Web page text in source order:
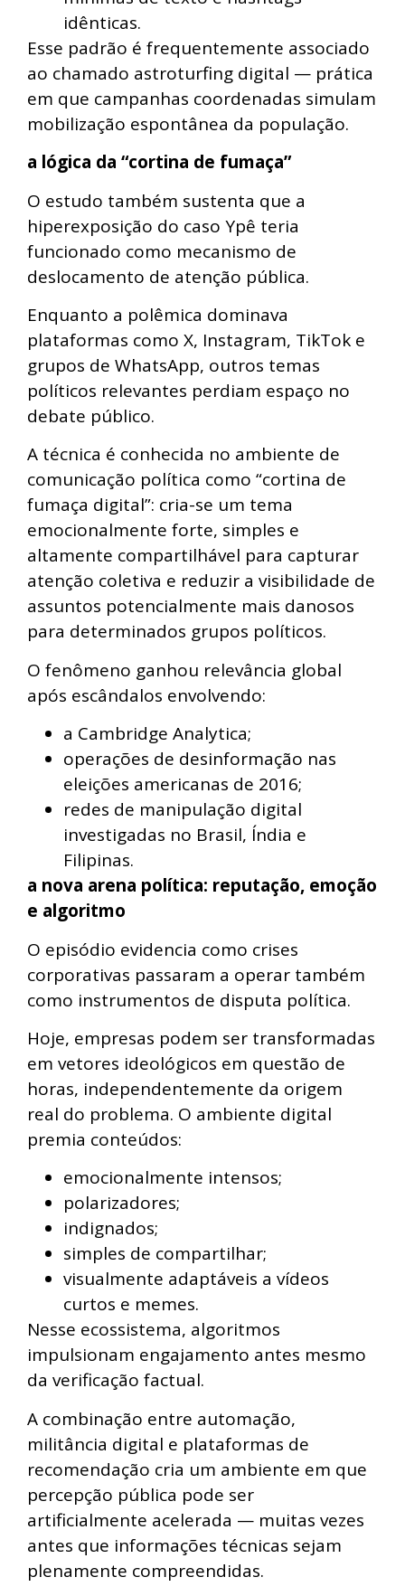
idênticas.
Esse padrão é frequentemente associado
ao chamado astroturfing digital — prática
em que campanhas coordenadas simulam
mobilização espontânea da população.
a lógica da “cortina de fumaça”
O estudo também sustenta que a
hiperexposição do caso Ypê teria
funcionado como mecanismo de
deslocamento de atenção pública.
Enquanto a polêmica dominava
plataformas como X, Instagram, TikTok e
grupos de WhatsApp, outros temas
políticos relevantes perdiam espaço no
debate público.
A técnica é conhecida no ambiente de
comunicação política como “cortina de
fumaça digital”: cria-se um tema
emocionalmente forte, simples e
altamente compartilhável para capturar
atenção coletiva e reduzir a visibilidade de
assuntos potencialmente mais danosos
para determinados grupos políticos.
O fenômeno ganhou relevância global
após escândalos envolvendo:
a Cambridge Analytica;
operações de desinformação nas
eleições americanas de 2016;
redes de manipulação digital
investigadas no Brasil, Índia e
Filipinas.
a nova arena política: reputação, emoção
e algoritmo
O episódio evidencia como crises
corporativas passaram a operar também
como instrumentos de disputa política.
Hoje, empresas podem ser transformadas
em vetores ideológicos em questão de
horas, independentemente da origem
real do problema. O ambiente digital
premia conteúdos:
emocionalmente intensos;
polarizadores;
indignados;
simples de compartilhar;
visualmente adaptáveis a vídeos
curtos e memes.
Nesse ecossistema, algoritmos
impulsionam engajamento antes mesmo
da verificação factual.
A combinação entre automação,
militância digital e plataformas de
recomendação cria um ambiente em que
percepção pública pode ser
artificialmente acelerada — muitas vezes
antes que informações técnicas sejam
plenamente compreendidas.